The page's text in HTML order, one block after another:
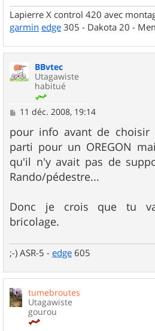
Lapierre X control 420 avec
garmin edge 305 - Dakota 20 -
BBvtec
Utagawiste
habitué
M
s
s
a
g
e
11 déc. 2008, 19:14
pour info avant de choisir
parti pour un OREGON
qu'il n'y avait pas de
Rando/pédestre...
Donc je crois que tu
bricolage.
;-) ASR-5 - edge 605
tumebroutes
Utagawiste
gourou